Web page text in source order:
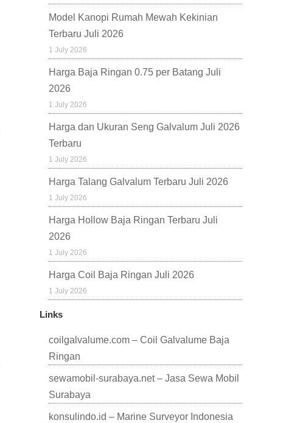
Model Kanopi Rumah Mewah Kekinian
Terbaru Juli 2026
1 July 2026
Harga Baja Ringan 0.75 per Batang Juli
2026
1 July 2026
Harga dan Ukuran Seng Galvalum Juli 2026
Terbaru
1 July 2026
Harga Talang Galvalum Terbaru Juli 2026
1 July 2026
Harga Hollow Baja Ringan Terbaru Juli
2026
1 July 2026
Harga Coil Baja Ringan Juli 2026
1 July 2026
Links
coilgalvalume.com – Coil Galvalume Baja
Ringan
sewamobil-surabaya.net – Jasa Sewa Mobil
Surabaya
konsulindo.id – Marine Surveyor Indonesia